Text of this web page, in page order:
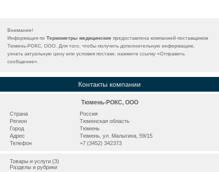
Внимание!
Информация по Термометры медицинские предоставлена компанией-поставщиком
Тюмень-РОКС, ООО. Для того, чтобы получить дополнительную информацию,
узнать актуальную цену или условия постаки, нажмите ссылку «Отправить
сообщение».
Контакты компании
Тюмень-РОКС, ООО
Страна
Россия
Регион
Тюменская область
Город
Тюмень
Адрес
Тюмень, ул. Малыгина, 59/15
Телефон
+7 (3452) 342373
Товары и услуги (3)
Разделы и рубрики